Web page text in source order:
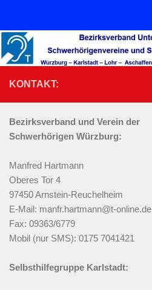
KONTAKT:
Bezirksverband und Verein der
Schwerhörigen Würzburg:
Manfred Hartmann
Oberes Tor 4
97450 Arnstein-Reuchelheim
E-Mail: manfr.hartmann@t-online.de
Fax: 09363/6779
Mobil (nur SMS): 0175 7041421
Selbsthilfegruppe Karlstadt: